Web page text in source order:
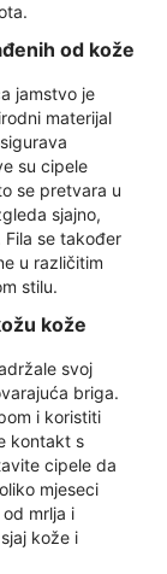
od kože
jamstvo je
materijal
su cipele
se pretvara u
sjajno,
se također
u različitim
stilu.
kože
svoj
briga.
i koristiti
kontakt s
cipele da
mjeseci
mrlja i
kože i